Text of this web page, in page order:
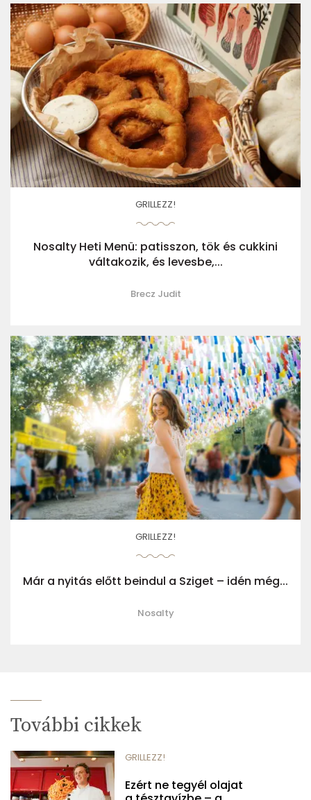
GRILLEZZ!
Nosalty Heti Menü: patisszon, tök és cukkini
váltakozik, és levesbe,...
Brecz Judit
GRILLEZZ!
Már a nyitás előtt beindul a Sziget – idén még...
Nosalty
További cikkek
GRILLEZZ!
Ezért ne tegyél olajat